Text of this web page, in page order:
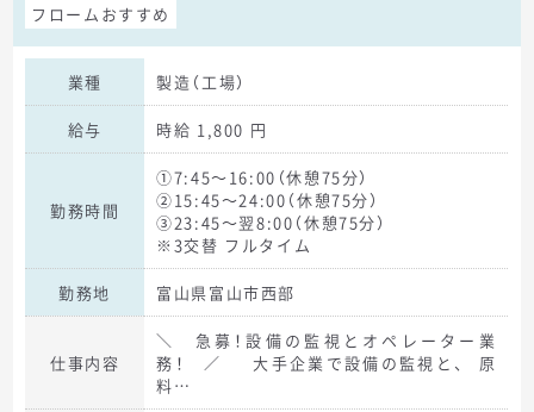
フロームおすすめ
業種 製造（工場）
給与 時給 1,800 円
勤務時間
①7:45～16:00（休憩75分）
②15:45～24:00（休憩75分）
③23:45～翌8:00（休憩75分）
※3交替 フルタイム
勤務地 富山県富山市西部
仕事内容
＼ 急募！設備の監視とオペレーター業
務！ ／ 大手企業で設備の監視と、 原
料…